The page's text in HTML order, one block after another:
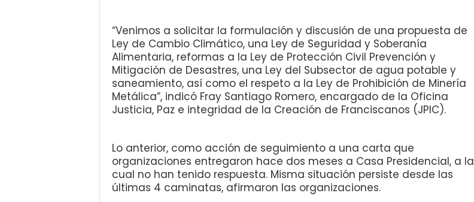
“Venimos a solicitar la formulación y discusión de una propuesta de
Ley de Cambio Climático, una Ley de Seguridad y Soberanía
Alimentaria, reformas a la Ley de Protección Civil Prevención y
Mitigación de Desastres, una Ley del Subsector de agua potable y
saneamiento, así como el respeto a la Ley de Prohibición de Minería
Metálica”, indicó Fray Santiago Romero, encargado de la Oficina
Justicia, Paz e integridad de la Creación de Franciscanos (JPIC).
Lo anterior, como acción de seguimiento a una carta que
organizaciones entregaron hace dos meses a Casa Presidencial, a la
cual no han tenido respuesta. Misma situación persiste desde las
últimas 4 caminatas, afirmaron las organizaciones.